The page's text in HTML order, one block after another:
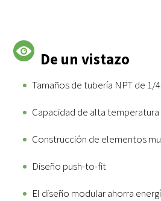
De un vistazo
Tamaños de tubería NPT de 1/
Capacidad de alta temperatura
Construcción de elementos
Diseño push-to-fit
El diseño modular ahorra